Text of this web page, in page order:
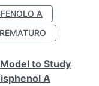
A
to Study
A